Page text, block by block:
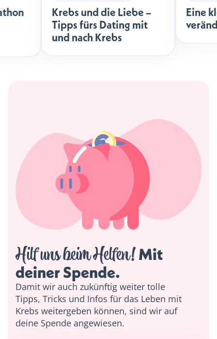
Krebs und die Liebe –
Tipps fürs Dating mit
und nach Krebs
Eine
Hilf uns beim Helfen! Mit
deiner Spende.
Damit wir auch zukünftig weiter tolle
Tipps, Tricks und Infos für das Leben mit
Krebs weitergeben können, sind wir auf
deine Spende angewiesen.